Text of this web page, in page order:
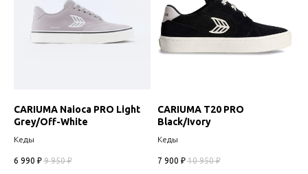
CARIUMA Naioca PRO Light
Grey/Off-White
Кеды
6 990 ₽ 9 950 ₽
CARIUMA T20 PRO
Black/Ivory
Кеды
7 900 ₽ 10 950 ₽